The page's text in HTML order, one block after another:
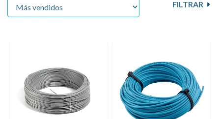
FILTRAR